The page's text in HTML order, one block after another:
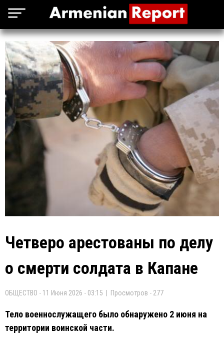
Четверо арестованы по делу
о смерти солдата в Капане
ОБЩЕСТВО - 11 Июня 2026 - 03:15 | Просмотров - 277
Тело военнослужащего было обнаружено 2 июня на
территории воинской части.